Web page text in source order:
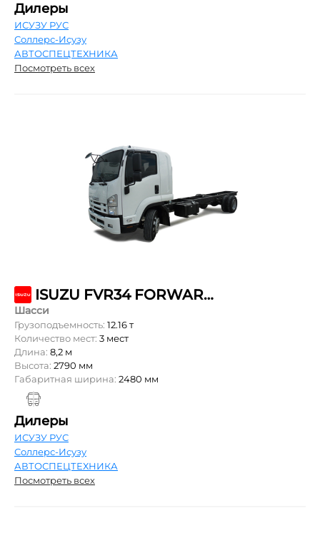
Дилеры
ИСУЗУ РУС
Соллерс-Исузу
АВТОСПЕЦТЕХНИКА
Посмотреть всех
ISUZU FVR34 FORWARD 18.0 NORMAL
Шасси
Грузоподъемность: 12.16 т
Количество мест: 3 мест
Длина: 8,2 м
Высота: 2790 мм
Габаритная ширина: 2480 мм
Дилеры
ИСУЗУ РУС
Соллерс-Исузу
АВТОСПЕЦТЕХНИКА
Посмотреть всех